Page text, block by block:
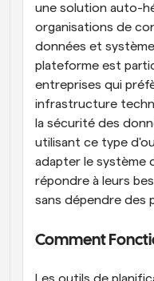
une solution auto-
organisations de
données et
plateforme est
entreprises qui
infrastructure
la sécurité des
utilisant ce type
adapter le système
répondre à leurs
sans dépendre des
Comment